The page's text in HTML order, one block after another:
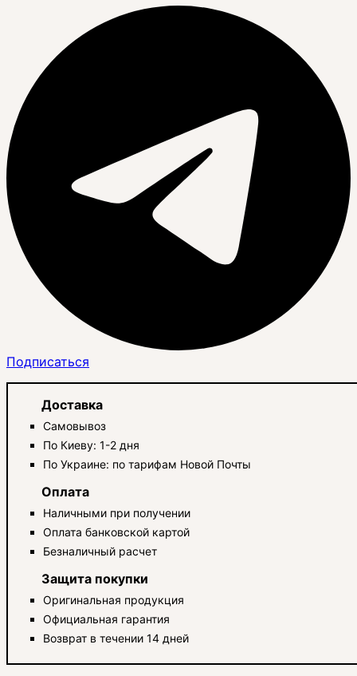
Подписаться
Доставка
Самовывоз
По Киеву: 1-2 дня
По Украине: по тарифам Новой Почты
Оплата
Наличными при получении
Оплата банковской картой
Безналичный расчет
Защита покупки
Оригинальная продукция
Официальная гарантия
Возврат в течении 14 дней